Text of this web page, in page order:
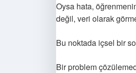
Oysa hata,
değil, veri olarak
Bu noktada içsel bir
Bir problem